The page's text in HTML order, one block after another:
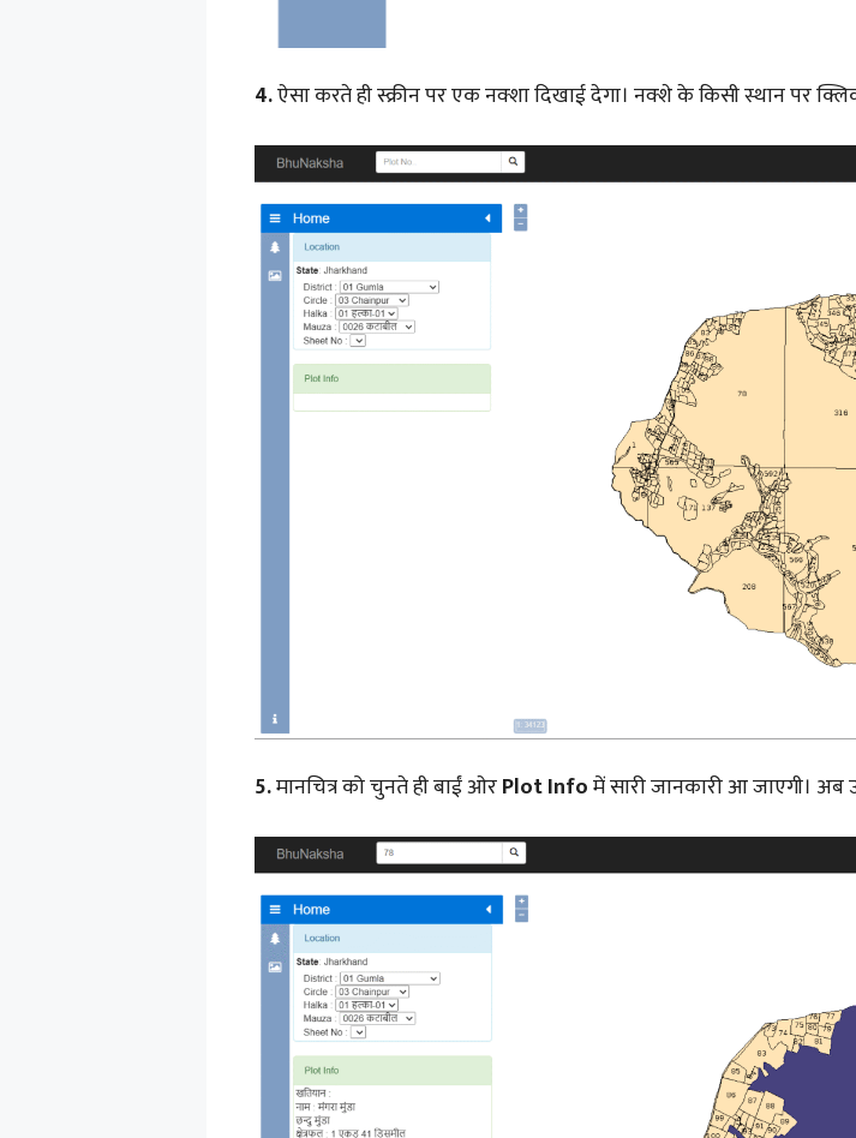
4.ऐसा करते ही स्क्रीन पर एक नक्शा दिखाई देगा। नक्शे के किसी स्थान पर
5.मानचित्र को चुनते ही बाईं ओरPlot Infoमें सारी जानकारी आ जाएगी। अब